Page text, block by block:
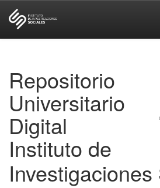
Repositorio
Universitario
Digital
Instituto de